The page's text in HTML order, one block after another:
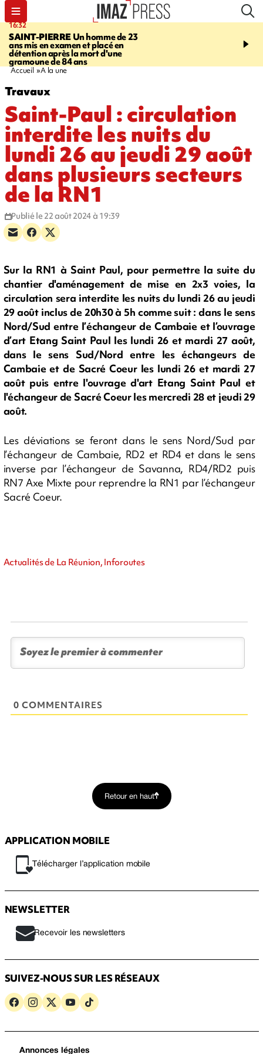
16:32
SAINT-PIERREUn homme de 23
ans mis en examen et placé en
détention après la mort d'une
gramoune de 84 ans
21:08
et Turquie scellent un
Accueil A la une
Travaux
Saint-Paul : circulation
interdite les nuits du
lundi 26 au jeudi 29 août
dans plusieurs secteurs
de la RN1
Publié le 22 août 2024 à 19:39
Sur la RN1 à Saint Paul, pour permettre la suite du
chantier d'aménagement de mise en 2x3 voies, la
circulation sera interdite les nuits du lundi 26 au jeudi
29 août inclus de 20h30 à 5h comme suit : dans le sens
Nord/Sud entre l’échangeur de Cambaie et l’ouvrage
d’art Etang Saint Paul les lundi 26 et mardi 27 août,
dans le sens Sud/Nord entre les échangeurs de
Cambaie et de Sacré Coeur les lundi 26 et mardi 27
août puis entre l'ouvrage d'art Etang Saint Paul et
l'échangeur de Sacré Coeur les mercredi 28 et jeudi 29
août.
Les déviations se feront dans le sens Nord/Sud par
l’échangeur de Cambaie, RD2 et RD4 et dans le sens
inverse par l’échangeur de Savanna, RD4/RD2 puis
RN7 Axe Mixte pour reprendre la RN1 par l’échangeur
Sacré Coeur.
Actualités de La Réunion, Inforoutes
0 COMMENTAIRES
Retour en haut
APPLICATION MOBILE
Télécharger l’application mobile
NEWSLETTER
Recevoir les newsletters
SUIVEZ-NOUS SUR LES RÉSEAUX
Annonces légales